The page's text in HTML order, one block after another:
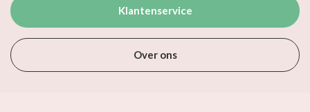
Klantenservice
Over ons